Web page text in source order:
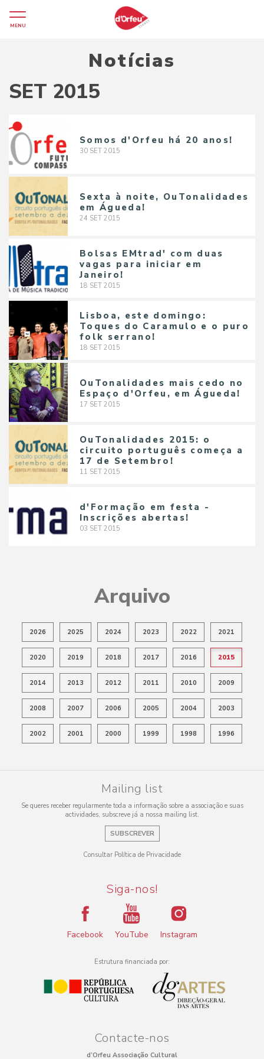
MENU
Notícias
SET 2015
Somos d'Orfeu há 20 anos!
30 SET 2015
Sexta à noite, OuTonalidades
em Águeda!
24 SET 2015
Bolsas EMtrad' com duas
vagas para iniciar em
Janeiro!
18 SET 2015
Lisboa, este domingo:
Toques do Caramulo e o puro
folk serrano!
18 SET 2015
OuTonalidades mais cedo no
Espaço d'Orfeu, em Águeda!
17 SET 2015
OuTonalidades 2015: o
circuito português começa a
17 de Setembro!
11 SET 2015
d'Formação em festa -
Inscrições abertas!
03 SET 2015
Arquivo
2026 2025 2024 2023 2022 2021
2020 2019 2018 2017 2016 2015
2014 2013 2012 2011 2010 2009
2008 2007 2006 2005 2004 2003
2002 2001 2000 1999 1998 1996
Mailing list
Se queres receber regularmente toda a informação sobre a associação e suas
actividades, subscreve já a nossa mailing list.
SUBSCREVER
Consultar Política de Privacidade
Siga-nos!
Facebook YouTube Instagram
Estrutura financiada por:
Contacte-nos
d’Orfeu Associação Cultural